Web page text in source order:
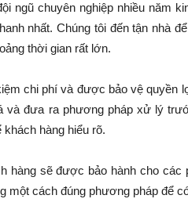
ngũ chuyên nghiệp nhiều năm
nhất. Chúng tôi đến tận nhà
thời gian rất lớn.
chi phí và được bảo vệ quyền
và đưa ra phương pháp xử lý
khách hàng hiểu rõ.
hàng sẽ được bảo hành cho
một cách đúng phương pháp để